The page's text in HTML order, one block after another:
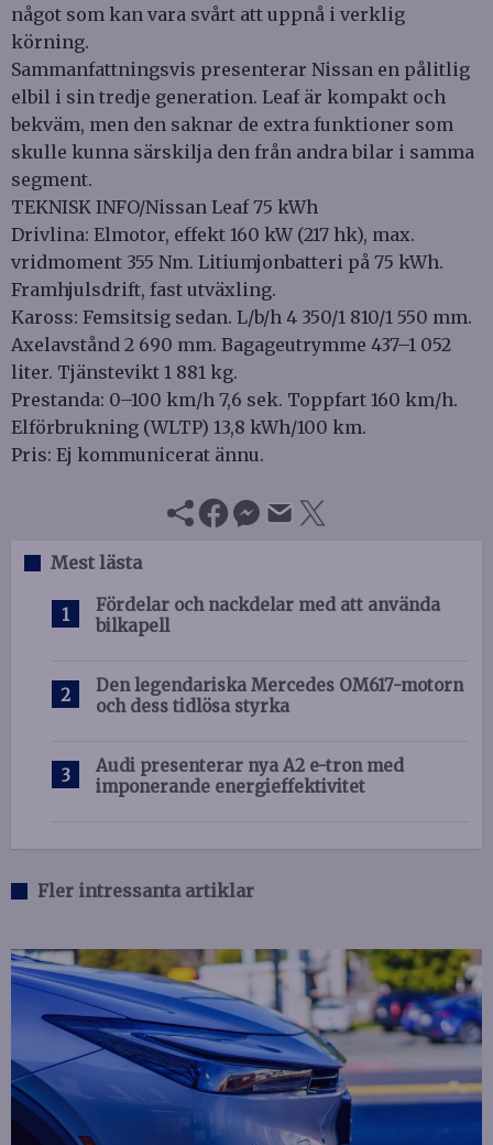
något som kan vara svårt att uppnå i verklig
körning.
Sammanfattningsvis presenterar Nissan en pålitlig
elbil i sin tredje generation. Leaf är kompakt och
bekväm, men den saknar de extra funktioner som
skulle kunna särskilja den från andra bilar i samma
segment.
TEKNISK INFO/Nissan Leaf 75 kWh
Drivlina: Elmotor, effekt 160 kW (217 hk), max.
vridmoment 355 Nm. Litiumjonbatteri på 75 kWh.
Framhjulsdrift, fast utväxling.
Kaross: Femsitsig sedan. L/b/h 4 350/1 810/1 550 mm.
Axelavstånd 2 690 mm. Bagageutrymme 437–1 052
liter. Tjänstevikt 1 881 kg.
Prestanda: 0–100 km/h 7,6 sek. Toppfart 160 km/h.
Elförbrukning (WLTP) 13,8 kWh/100 km.
Pris: Ej kommunicerat ännu.
Mest lästa
Fördelar och nackdelar med att använda
bilkapell
Den legendariska Mercedes OM617-motorn
och dess tidlösa styrka
Audi presenterar nya A2 e-tron med
imponerande energieffektivitet
Fler intressanta artiklar